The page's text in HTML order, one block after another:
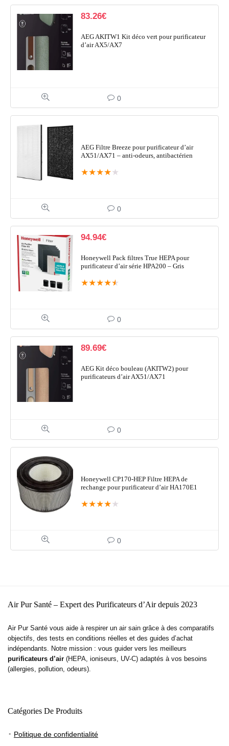
83.26€
AEG AKITW1 Kit déco vert pour purificateur
d’air AX5/AX7
0
AEG Filtre Breeze pour purificateur d’air
AX51/AX71 – anti-odeurs, antibactérien
★★★★ ★
0
94.94€
Honeywell Pack filtres True HEPA pour
purificateur d’air série HPA200 – Gris
★★★★★
0
89.69€
AEG Kit déco bouleau (AKITW2) pour
purificateurs d’air AX51/AX71
0
Honeywell CP170-HEP Filtre HEPA de
rechange pour purificateur d’air HA170E1
★★★★ ★
0
Air Pur Santé – Expert des Purificateurs d’Air depuis 2023
Air Pur Santé vous aide à respirer un air sain grâce à des comparatifs
objectifs, des tests en conditions réelles et des guides d’achat
indépendants. Notre mission : vous guider vers les meilleurs
purificateurs d’air (HEPA, ioniseurs, UV-C) adaptés à vos besoins
(allergies, pollution, odeurs).
Catégories De Produits
Politique de confidentialité